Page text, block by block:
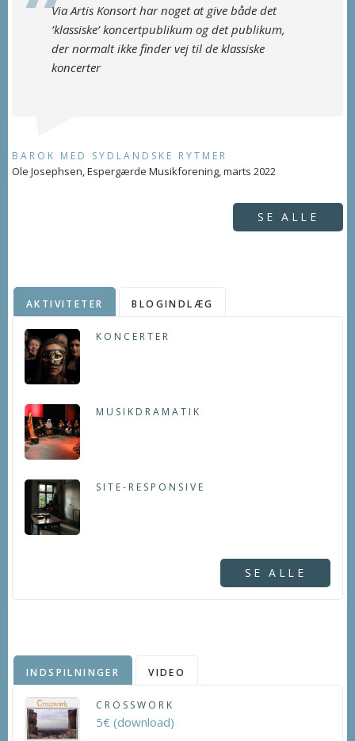
Via Artis Konsort har noget at give både det
’klassiske’ koncertpublikum og det publikum,
der normalt ikke finder vej til de klassiske
koncerter
BAROK MED SYDLANDSKE RYTMER
Ole Josephsen, Espergærde Musikforening, marts 2022
SE ALLE
AKTIVITETER BLOGINDLÆG
KONCERTER
MUSIKDRAMATIK
SITE-RESPONSIVE
SE ALLE
INDSPILNINGER VIDEO
CROSSWORK
5€ (download)